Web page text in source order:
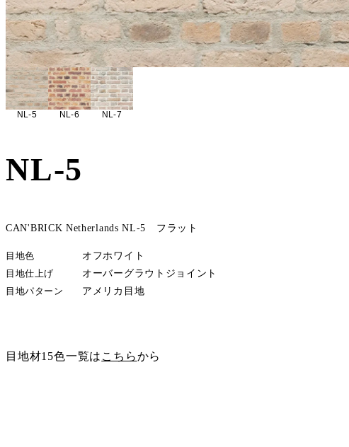
NL-5 NL-6 NL-7
NL-5
CAN'BRICK Netherlands NL-5 フラット
目地色
オフホワイト
目地仕上げ
オーバーグラウトジョイント
目地パターン
アメリカ目地
目地材15色一覧は こちらから